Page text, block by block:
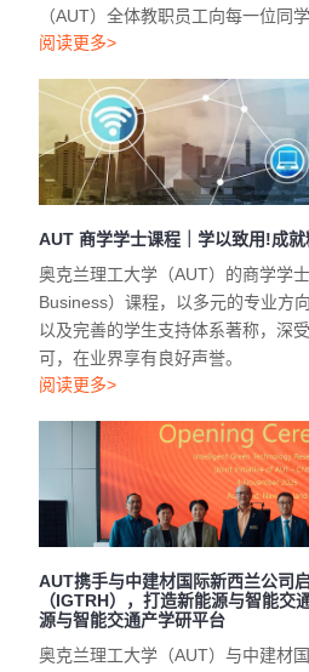
（AUT）全体教职员工向每一位同
阅读更多>
AUT 商学学士课程｜学以致用!成就
奥克兰理工大学（AUT）的商学学
Business）课程，以多元的专业方
以及完善的学生支持体系著称，深
可，在业界享有良好声誉。
阅读更多>
AUT携手与中建材国际新西兰公司
（IGTRH），打造新能源与智能交
源与智能交通产学研平台
奥克兰理工大学（AUT）与中建材